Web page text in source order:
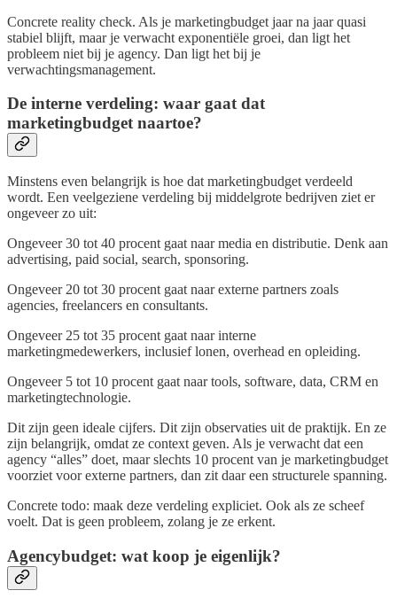
Concrete reality check. Als je marketingbudget jaar na jaar quasi
stabiel blijft, maar je verwacht exponentiële groei, dan ligt het
probleem niet bij je agency. Dan ligt het bij je
verwachtingsmanagement.
De interne verdeling: waar gaat dat
marketingbudget naartoe?
Minstens even belangrijk is hoe dat marketingbudget verdeeld
wordt. Een veelgeziene verdeling bij middelgrote bedrijven ziet er
ongeveer zo uit:
Ongeveer 30 tot 40 procent gaat naar media en distributie. Denk aan
advertising, paid social, search, sponsoring.
Ongeveer 20 tot 30 procent gaat naar externe partners zoals
agencies, freelancers en consultants.
Ongeveer 25 tot 35 procent gaat naar interne
marketingmedewerkers, inclusief lonen, overhead en opleiding.
Ongeveer 5 tot 10 procent gaat naar tools, software, data, CRM en
marketingtechnologie.
Dit zijn geen ideale cijfers. Dit zijn observaties uit de praktijk. En ze
zijn belangrijk, omdat ze context geven. Als je verwacht dat een
agency “alles” doet, maar slechts 10 procent van je marketingbudget
voorziet voor externe partners, dan zit daar een structurele spanning.
Concrete todo: maak deze verdeling expliciet. Ook als ze scheef
voelt. Dat is geen probleem, zolang je ze erkent.
Agencybudget: wat koop je eigenlijk?